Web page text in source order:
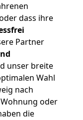
dass ihre
Partner
unser breite
Wahl
nach
oder
die